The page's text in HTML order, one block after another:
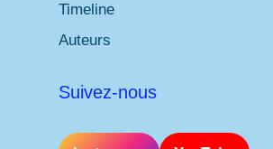
Timeline
Auteurs
Suivez-nous